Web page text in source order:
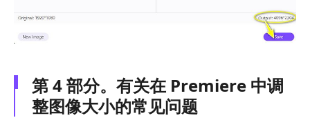
第 4 部分。有关在 Premiere 中调
整图像大小的常见问题